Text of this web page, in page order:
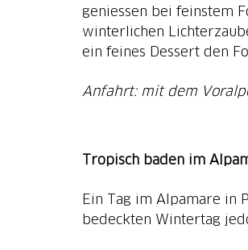
geniessen bei feinstem
winterlichen
ein feines Dessert den
Anfahrt: mit dem
Tropisch baden im
Ein Tag im Alpamare in
bedeckten Wintertag